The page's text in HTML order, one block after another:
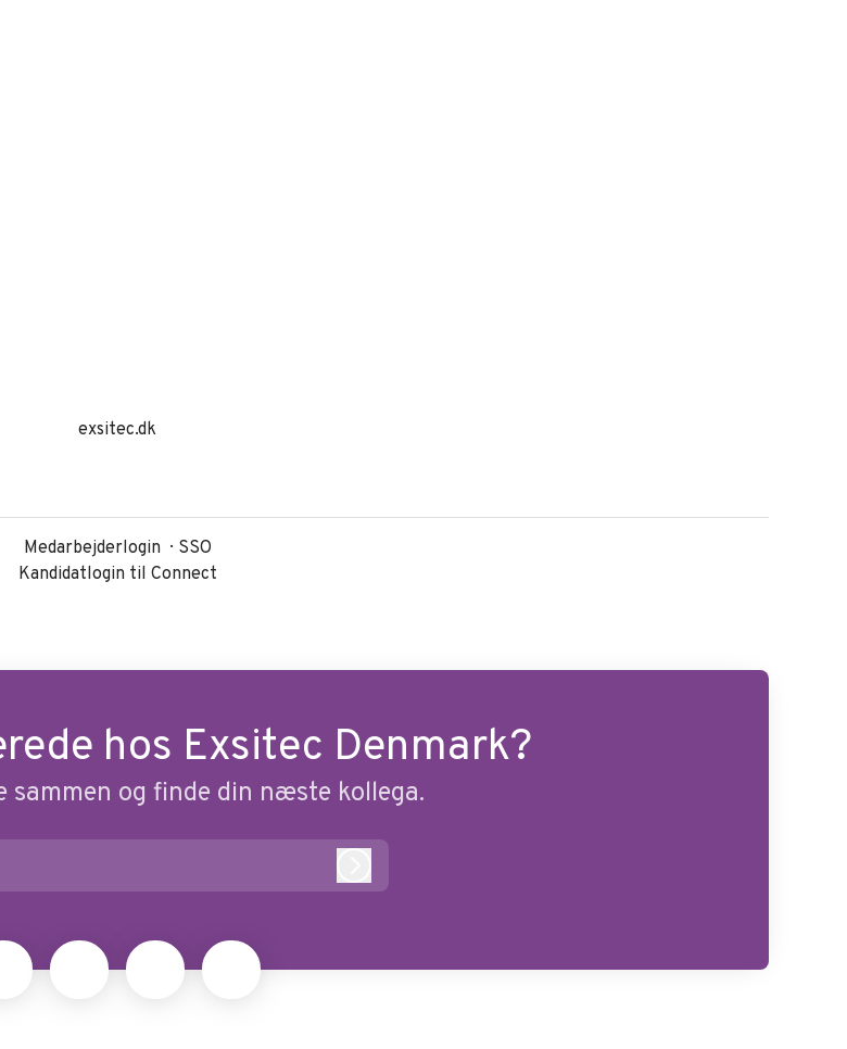
exsitec.dk
Medarbejderlogin
SSO
Kandidatlogin til Connect
hos Exsitec Denmark?
sammen og finde din næste kollega.